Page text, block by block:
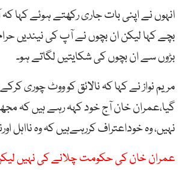
انہوں نے اپنی بات جاری رکھتے ہوئے کہا
بچے کہا لیکن ان بچوں نے آپ کی نیندیں
بڑوں سے ان بچوں کی شکایتیں لگاتے ہو۔
مریم نواز نے کہا کہنالائقکوووٹچوریکرکے
گیا،عمران خان آج خود کہہ رہے ہیں کہ
نہیں، وہ خوداعتراف کررہےہیں کہ وہ نااہل
عمران خان کی حکومت چلانے کی نہیں